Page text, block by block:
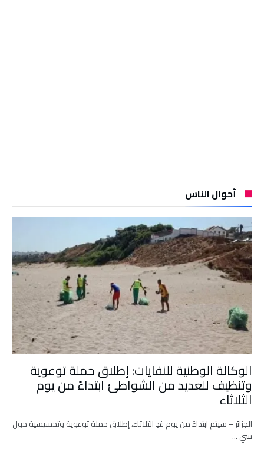
أحوال الناس
الوكالة الوطنية للنفايات: إطلاق حملة توعوية
وتنظيف للعديد من الشواطئ ابتداءً من يوم
الثلاثاء
الجزائر – سيتم ابتداءً من يوم غدٍ الثلاثاء، إطلاق حملة توعوية وتحسيسية حول
تبني …